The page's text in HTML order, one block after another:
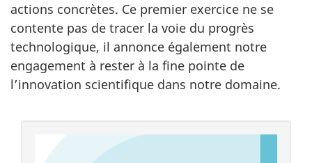
actions concrètes. Ce premier exercice ne se
contente pas de tracer la voie du progrès
technologique, il annonce également notre
engagement à rester à la fine pointe de
l’innovation scientifique dans notre domaine.